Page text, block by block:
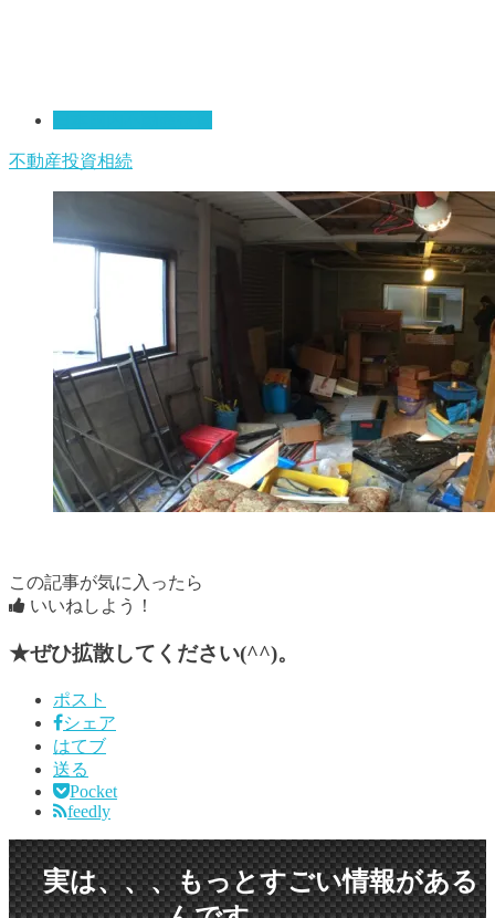
不動産投資相続
この記事が気に入ったら
いいねしよう！
★ぜひ拡散してください(^^)。
ポスト
シェア
はてブ
送る
Pocket
feedly
実は、、、もっとすごい情報がある